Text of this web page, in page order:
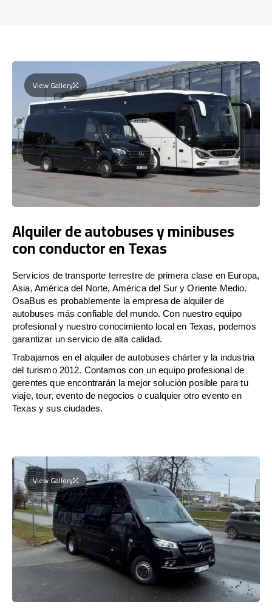
View Gallery
Alquiler de autobuses y minibuses
con conductor en Texas
Servicios de transporte terrestre de primera clase en Europa,
Asia, América del Norte, América del Sur y Oriente Medio.
OsaBus es probablemente la empresa de alquiler de
autobuses más confiable del mundo. Con nuestro equipo
profesional y nuestro conocimiento local en Texas, podemos
garantizar un servicio de alta calidad.
Trabajamos en el alquiler de autobuses chárter y la industria
del turismo 2012. Contamos con un equipo profesional de
gerentes que encontrarán la mejor solución posible para tu
viaje, tour, evento de negocios o cualquier otro evento en
Texas y sus ciudades.
View Gallery